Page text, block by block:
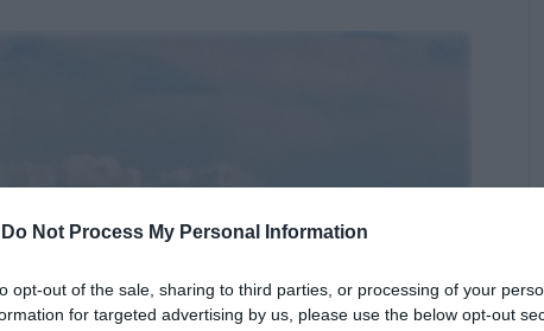
Do Not Process My Personal Information
opt-out of the sale, sharing to third parties, or processing of your
for targeted advertising by us, please use the below opt-out